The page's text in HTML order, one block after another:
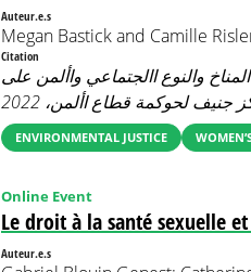
Auteur.e.s
Megan Bastick and Camille
Citation
والنوع االجتماعي واألمن على
ENVIRONMENTAL JUSTICE
Le droit à la santé sexuelle
Online Event
Auteur.e.s